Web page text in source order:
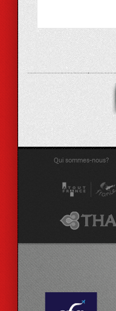
Qui sommes-nous?